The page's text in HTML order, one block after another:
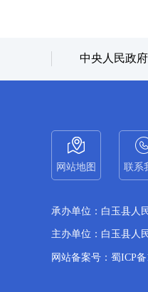
中央人民政府
网站地图 联系
承办单位：白玉县人
主办单位：白玉县人
网站备案号：蜀ICP备